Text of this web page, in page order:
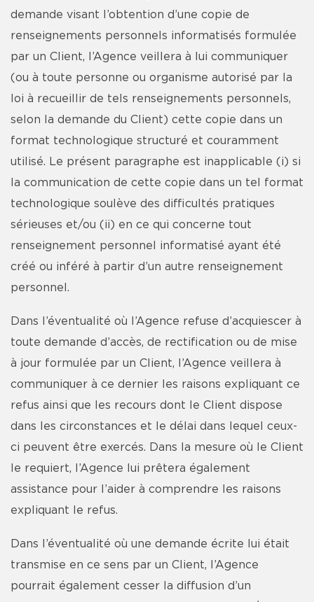
demande visant l’obtention d’une copie de
renseignements personnels informatisés formulée
par un Client, l’Agence veillera à lui communiquer
(ou à toute personne ou organisme autorisé par la
loi à recueillir de tels renseignements personnels,
selon la demande du Client) cette copie dans un
format technologique structuré et couramment
utilisé. Le présent paragraphe est inapplicable (i) si
la communication de cette copie dans un tel format
technologique soulève des difficultés pratiques
sérieuses et/ou (ii) en ce qui concerne tout
renseignement personnel informatisé ayant été
créé ou inféré à partir d’un autre renseignement
personnel.
Dans l’éventualité où l’Agence refuse d’acquiescer à
toute demande d’accès, de rectification ou de mise
à jour formulée par un Client, l’Agence veillera à
communiquer à ce dernier les raisons expliquant ce
refus ainsi que les recours dont le Client dispose
dans les circonstances et le délai dans lequel ceux-
ci peuvent être exercés. Dans la mesure où le Client
le requiert, l’Agence lui prêtera également
assistance pour l’aider à comprendre les raisons
expliquant le refus.
Dans l’éventualité où une demande écrite lui était
transmise en ce sens par un Client, l’Agence
pourrait également cesser la diffusion d’un